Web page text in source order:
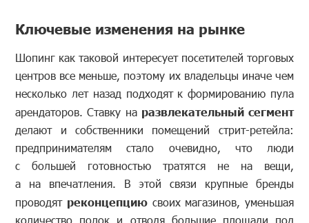
Ключевые изменения на рынке
Шопинг как таковой интересует посетителей торговых
центров все меньше, поэтому их владельцы иначе чем
несколько лет назад подходят к формированию пула
арендаторов. Ставку на развлекательный сегмент
делают и собственники помещений стрит-ретейла:
предпринимателям стало очевидно, что люди
с большей готовностью тратятся не на вещи,
а на впечатления. В этой связи крупные бренды
проводят реконцепциюсвоих магазинов, уменьшая
количество полок и отводя большие площади под